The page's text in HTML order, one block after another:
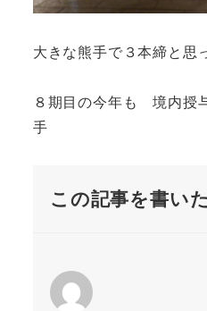
大きな熊手で３本締と思
８期目の今年も 境内授
手
この記事を書い